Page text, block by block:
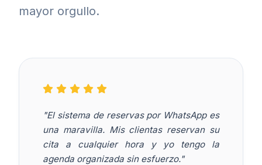
mayor orgullo.
"El sistema de reservas por WhatsApp es
una maravilla. Mis clientas reservan su
cita a cualquier hora y yo tengo la
agenda organizada sin esfuerzo."